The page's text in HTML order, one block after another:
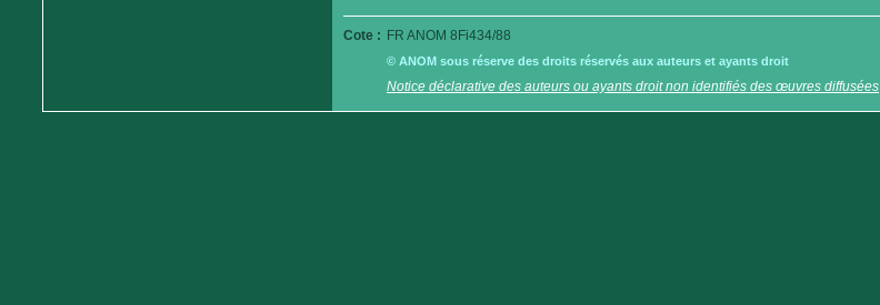
Cote : FR ANOM 8Fi434/88
© ANOM sous réserve des droits réservés aux auteurs et ayants droit
Notice déclarative des auteurs ou ayants droit non identifiés des œuvres diffusées